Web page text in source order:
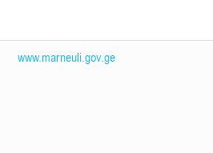
www.marneuli.gov.ge